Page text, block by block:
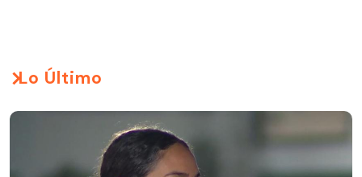
Lo Último